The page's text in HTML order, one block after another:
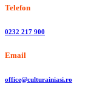
Telefon
0232 217 900
Email
office@culturainiasi.ro